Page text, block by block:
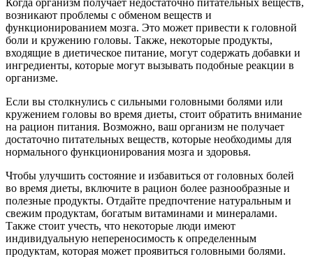
Когда организм получает недостаточно питательных веществ,
возникают проблемы с обменом веществ и
функционированием мозга. Это может привести к головной
боли и кружению головы. Также, некоторые продукты,
входящие в диетическое питание, могут содержать добавки и
ингредиенты, которые могут вызывать подобные реакции в
организме.
Если вы столкнулись с сильными головными болями или
кружением головы во время диеты, стоит обратить внимание
на рацион питания. Возможно, ваш организм не получает
достаточно питательных веществ, которые необходимы для
нормального функционирования мозга и здоровья.
Чтобы улучшить состояние и избавиться от головных болей
во время диеты, включите в рацион более разнообразные и
полезные продукты. Отдайте предпочтение натуральным и
свежим продуктам, богатым витаминами и минералами.
Также стоит учесть, что некоторые люди имеют
индивидуальную непереносимость к определенным
продуктам, которая может проявиться головными болями.